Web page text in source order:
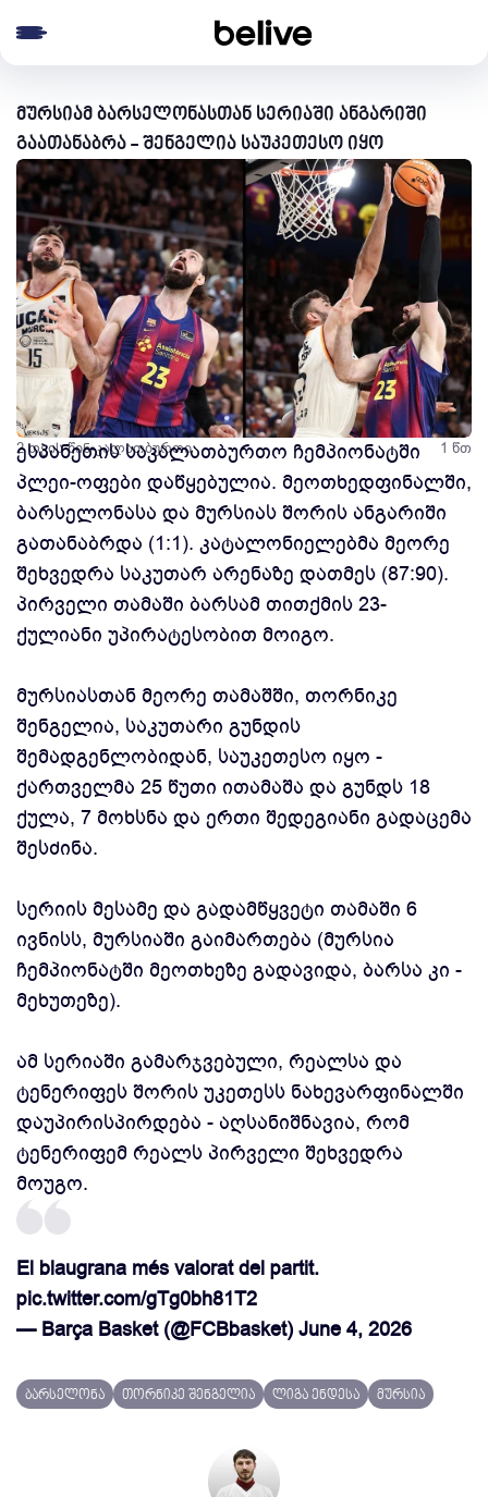
მურსიამ ბარსელონასთან სერიაში ანგარიში
გაათანაბრა - შენგელია საუკეთესო იყო
2 თვის წინ კალათბურთი 1 წთ
ესპანეთის საკალათბურთო ჩემპიონატში
პლეი-ოფები დაწყებულია. მეოთხედფინალში,
ბარსელონასა და მურსიას შორის ანგარიში
გათანაბრდა (1:1). კატალონიელებმა მეორე
შეხვედრა საკუთარ არენაზე დათმეს (87:90).
პირველი თამაში ბარსამ თითქმის 23-
ქულიანი უპირატესობით მოიგო.
მურსიასთან მეორე თამაშში, თორნიკე
შენგელია, საკუთარი გუნდის
შემადგენლობიდან, საუკეთესო იყო -
ქართველმა 25 წუთი ითამაშა და გუნდს 18
ქულა, 7 მოხსნა და ერთი შედეგიანი გადაცემა
შესძინა.
სერიის მესამე და გადამწყვეტი თამაში 6
ივნისს, მურსიაში გაიმართება (მურსია
ჩემპიონატში მეოთხეზე გადავიდა, ბარსა კი -
მეხუთეზე).
ამ სერიაში გამარჯვებული, რეალსა და
ტენერიფეს შორის უკეთესს ნახევარფინალში
დაუპირისპირდება - აღსანიშნავია, რომ
ტენერიფემ რეალს პირველი შეხვედრა
მოუგო.
El blaugrana més valorat del partit.
pic.twitter.com/gTg0bh81T2
— Barça Basket (@FCBbasket) June 4, 2026
ბარსელონა თორნიკე შენგელია ლიგა ენდესა მურსია